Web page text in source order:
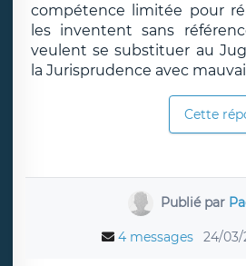
compétence limitée pour
les inventent sans
veulent se substituer au
la Jurisprudence avec
Cette
Publié par
4 messages 24/03/